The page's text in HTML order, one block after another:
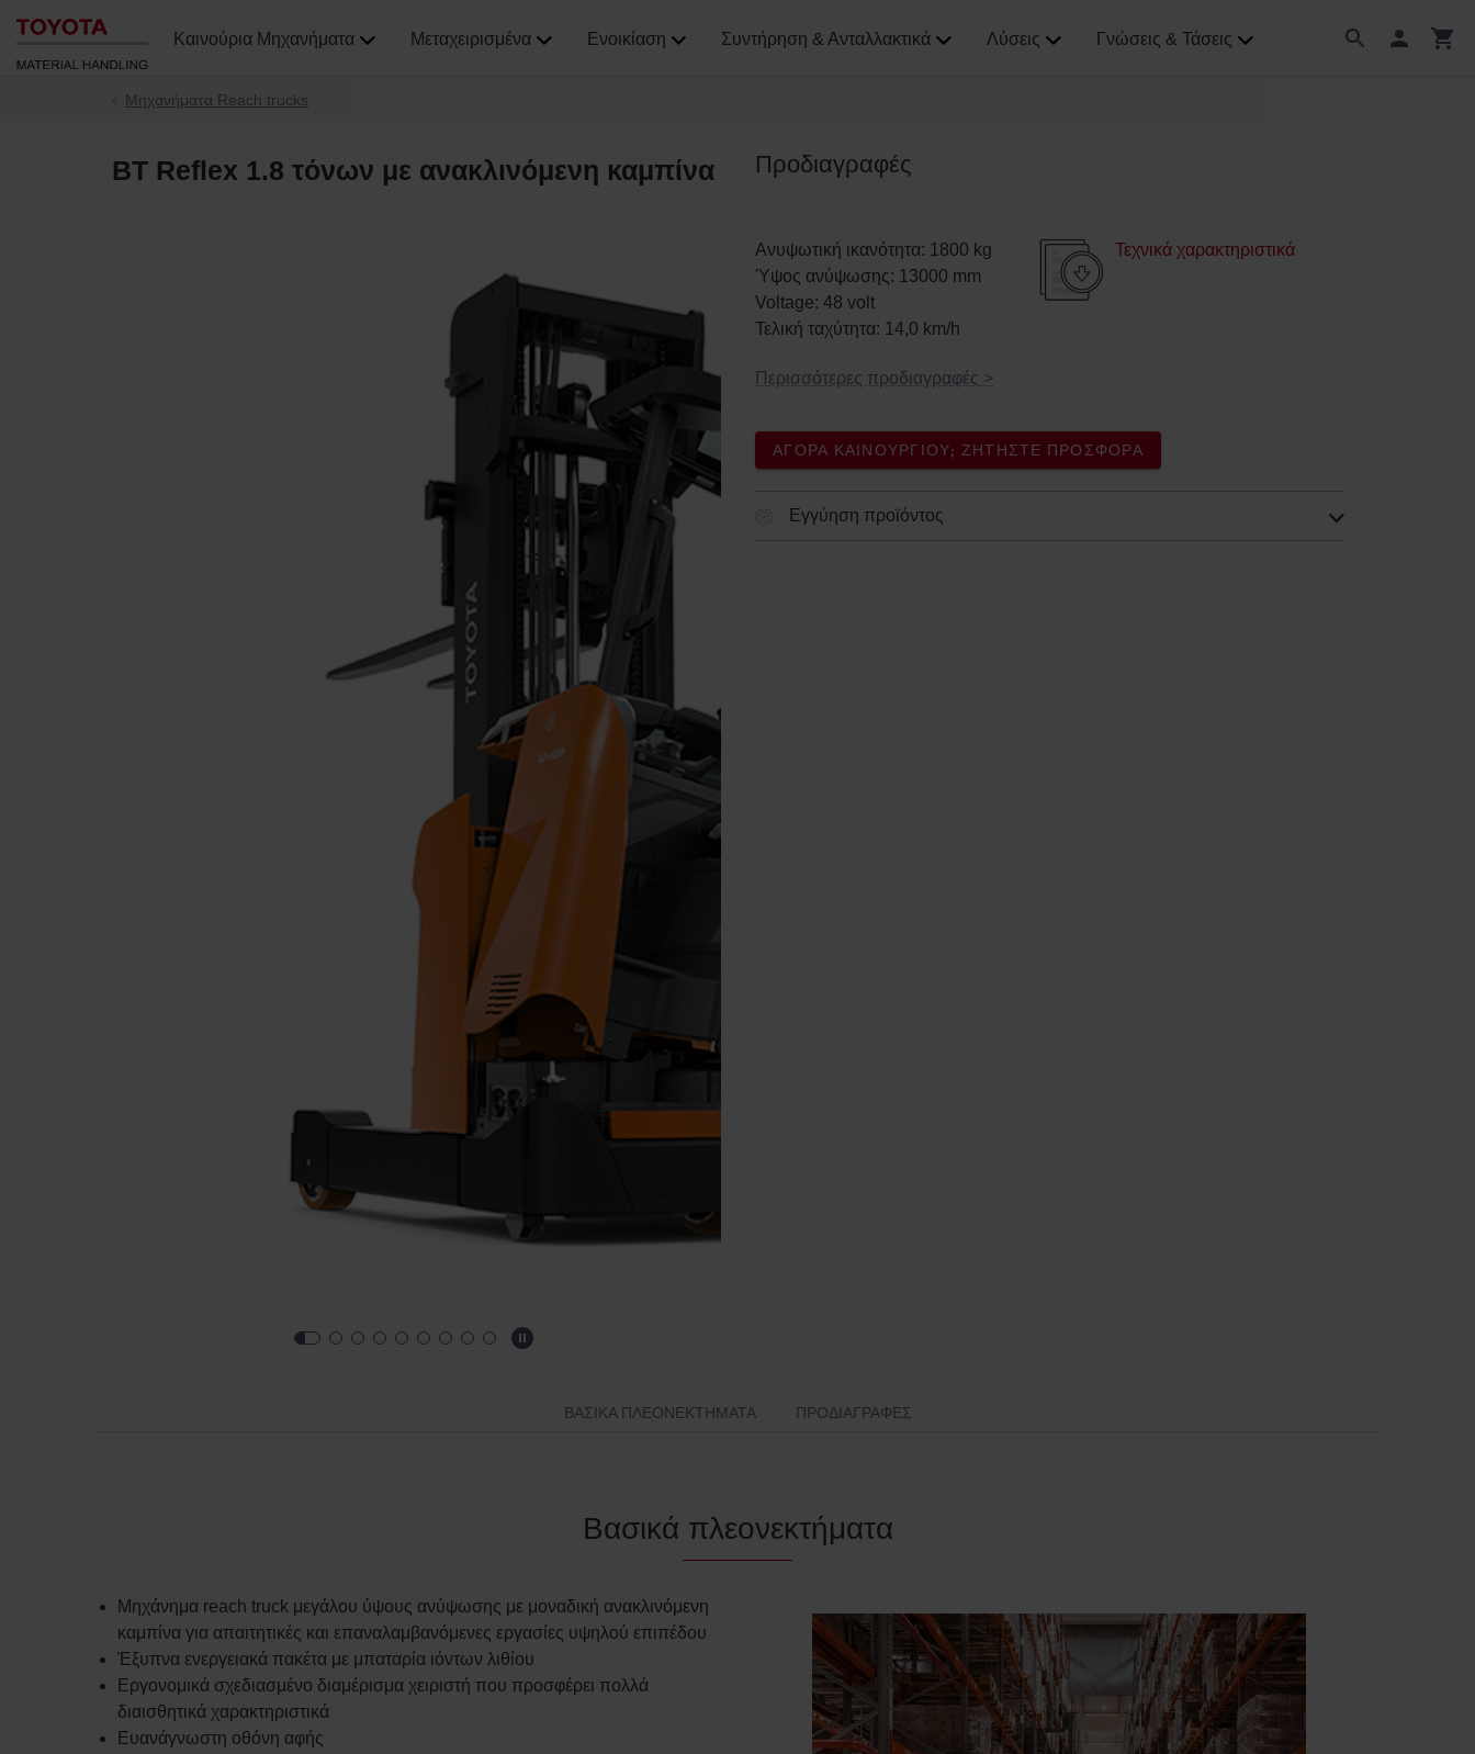
Καινούρια Μηχανήματα Μεταχειρισμένα Ενοικίαση Συντήρηση & Ανταλλακτικά Λύσεις Γνώσεις & Τάσεις
Μηχανήματα Reach trucks
BT Reflex 1.8 τόνων με ανακλινόμενη καμπίνα Προδιαγραφές
Ανυψωτική ικανότητα: 1800 kg
Ύψος ανύψωσης: 13000 mm
Voltage: 48 volt
Τελική ταχύτητα: 14,0 km/h
Τεχνικά χαρακτηριστικά
Περισσότερες προδιαγραφές >
ΑΓΟΡΆ ΚΑΙΝΟΎΡΓΙΟΥ; ΖΗΤΉΣΤΕ ΠΡΟΣΦΟΡΆ
Εγγύηση προϊόντος
ΒΑΣΙΚΆ ΠΛΕΟΝΕΚΤΉΜΑΤΑ ΠΡΟΔΙΑΓΡΑΦΈΣ
Βασικά πλεονεκτήματα
Μηχάνημα reach truck μεγάλου ύψους ανύψωσης με μοναδική ανακλινόμενη
καμπίνα για απαιτητικές και επαναλαμβανόμενες εργασίες υψηλού επιπέδου
Έξυπνα ενεργειακά πακέτα με μπαταρία ιόντων λιθίου
Εργονομικά σχεδιασμένο διαμέρισμα χειριστή που προσφέρει πολλά
διαισθητικά χαρακτηριστικά
Ευανάγνωστη οθόνη αφής